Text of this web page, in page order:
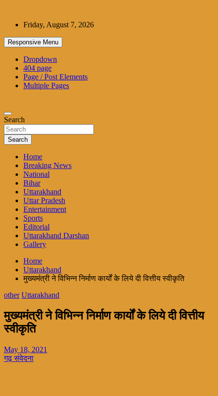
contentFriday, August 7, 2026
Responsive Menu
Dropdown
404 page
Page / Post Elements
Multiple Pages
Search
Search
Home
Breaking News
National
Bihar
Uttarakhand
Uttar Pradesh
Entertainment
Sports
Editorial
Uttarakhand Darshan
Gallery
Home
Uttarakhand
मुख्यमंत्री ने विभिन्न निर्माण कार्यों के लिये दी वित्तीय स्वीकृति
other Uttarakhand
मुख्यमंत्री ने विभिन्न निर्माण कार्यों के लिये दी वित्तीय
स्वीकृति
May 18, 2021
गढ़ संवेदना